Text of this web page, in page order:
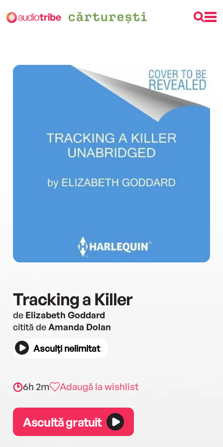
Tracking a Killer
de Elizabeth Goddard
citită deAmanda Dolan
Asculți nelimitat
6h 2m Adaugă la wishlist
Ascultă gratuit